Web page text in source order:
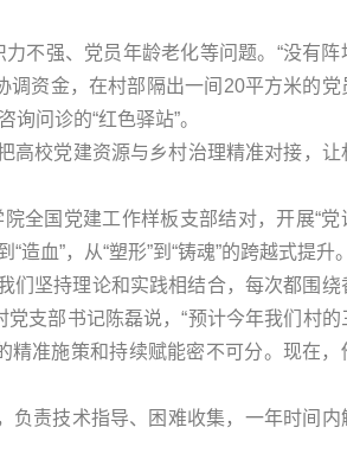
不强、党员年龄老化等问题。“没有阵
调资金，在村部隔出一间20平方米的党
问诊的“红色驿站”。
高校党建资源与乡村治理精准对接，让
全国党建工作样板支部结对，开展“党
血”，从“塑形”到“铸魂”的跨越式提升。
们坚持理论和实践相结合，每次都围绕
支部书记陈磊说，“预计今年我们村的
准施策和持续赋能密不可分。现在，
负责技术指导、困难收集，一年时间内